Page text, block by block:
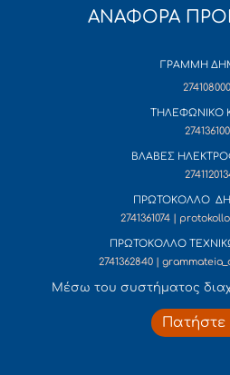
ΑΝΑΦΟΡΑ
ΓΡΑΜΜΗ
ΤΗΛΕΦΩΝΙΚΟ
ΒΛΑΒΕΣ
ΠΡΩΤΟΚΟΛΛΟ
2741361074 |
ΠΡΩΤΟΚΟΛΛΟ
2741362840 |
Mέσω του συστήματος
Πατήστε